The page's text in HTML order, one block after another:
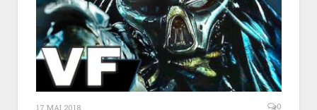
17 MAI 2018 0